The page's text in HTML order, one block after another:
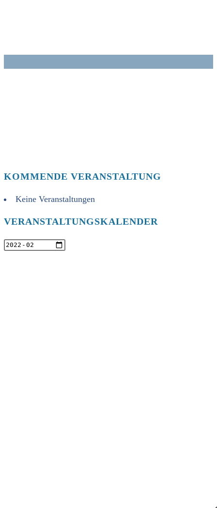
KOMMENDE VERANSTALTUNG
Keine Veranstaltungen
VERANSTALTUNGSKALENDER